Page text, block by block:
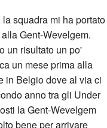
squadra mi ha portato
Gent-Wevelgem.
un risultato un po'
un mese prima alla
in Belgio dove al via ci
anno tra gli Under
la Gent-Wevelgem
bene per arrivare